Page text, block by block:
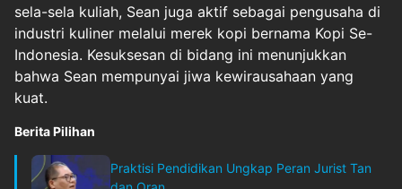
sela-sela kuliah, Sean juga aktif sebagai pengusaha di
industri kuliner melalui merek kopi bernama Kopi Se-
Indonesia. Kesuksesan di bidang ini menunjukkan
bahwa Sean mempunyai jiwa kewirausahaan yang
kuat.
Berita Pilihan
Praktisi Pendidikan Ungkap Peran Jurist Tan